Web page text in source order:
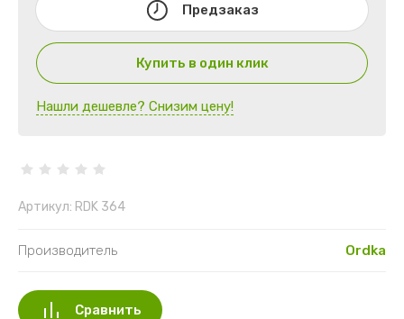
Предзаказ
Купить в один клик
Нашли дешевле? Снизим цену!
Артикул: RDK 364
Производитель Ordka
Сравнить